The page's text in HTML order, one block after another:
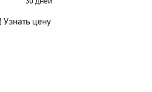
Узнать цену